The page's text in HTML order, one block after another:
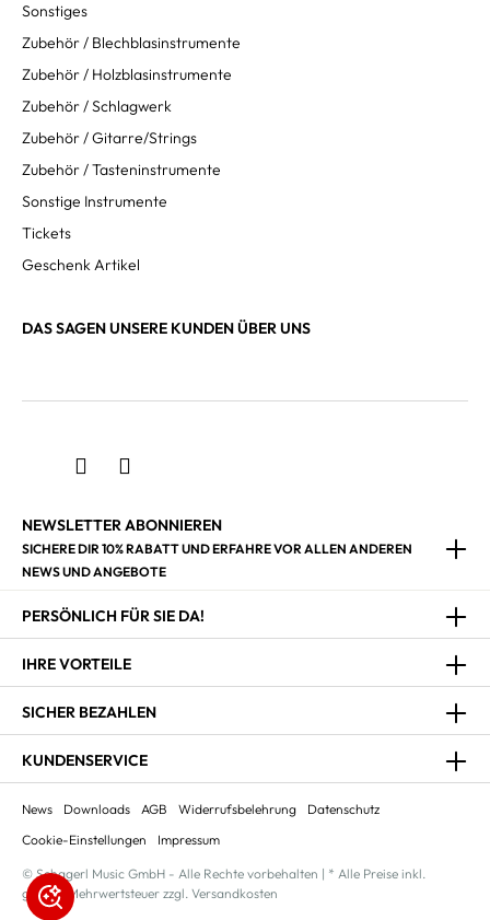
Sonstiges
Zubehör / Blechblasinstrumente
Zubehör / Holzblasinstrumente
Zubehör / Schlagwerk
Zubehör / Gitarre/Strings
Zubehör / Tasteninstrumente
Sonstige Instrumente
Tickets
Geschenk Artikel
DAS SAGEN UNSERE KUNDEN ÜBER UNS
NEWSLETTER ABONNIEREN
SICHERE DIR 10% RABATT UND ERFAHRE VOR ALLEN ANDEREN
NEWS UND ANGEBOTE
PERSÖNLICH FÜR SIE DA!
IHRE VORTEILE
SICHER BEZAHLEN
KUNDENSERVICE
News Downloads AGB Widerrufsbelehrung
Datenschutz
Cookie-Einstellungen
Impressum
© Schagerl Music GmbH - Alle Rechte vorbehalten | * Alle Preise inkl.
gesetzl. Mehrwertsteuer zzgl. Versandkosten